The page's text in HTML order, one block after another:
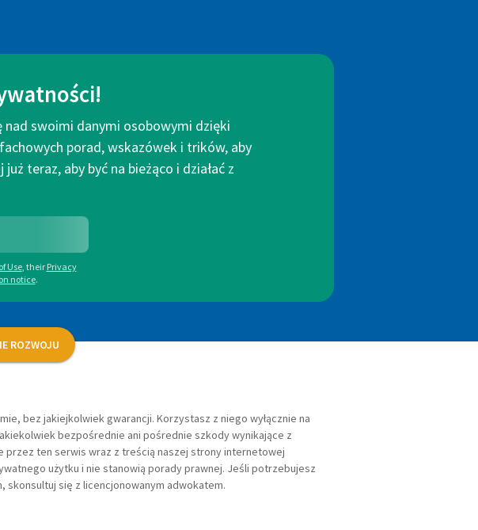
swoimi danymi osobowymi dzięki
porad, wskazówek i trików, aby
teraz, aby być na bieżąco i działać z
Use, their Privacy
notice.
ROZWOJU
bez jakiejkolwiek gwarancji. Korzystasz z niego wyłącznie na
bezpośrednie ani pośrednie szkody wynikające z
ten serwis wraz z treścią naszej strony internetowej
użytku i nie stanowią porady prawnej. Jeśli potrzebujesz
się z licencjonowanym adwokatem.